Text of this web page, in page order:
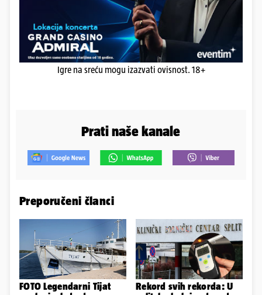
Igre na sreću mogu izazvati ovisnost. 18+
Prati naše kanale
Preporučeni članci
FOTO Legendarni Tijat
Rekord svih rekorda: U